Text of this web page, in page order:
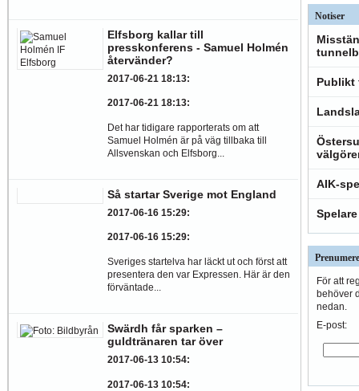
Elfsborg kallar till
presskonferens - Samuel Holmén
återvänder?
2017-06-21 18:13:
2017-06-21 18:13:
Det har tidigare rapporterats om att
Samuel Holmén är på väg tillbaka till
Allsvenskan och Elfsborg...
Så startar Sverige mot England
2017-06-16 15:29:
2017-06-16 15:29:
Sveriges startelva har läckt ut och först att
presentera den var Expressen. Här är den
förväntade...
Swärdh får sparken –
guldtränaren tar över
2017-06-13 10:54:
2017-06-13 10:54:
Notiser
Publikt
AIK-
För att
behöver
nedan.
E-post: